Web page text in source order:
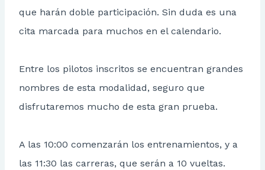
que harán doble participación. Sin duda es una
cita marcada para muchos en el calendario.
Entre los pilotos inscritos se encuentran grandes
nombres de esta modalidad, seguro que
disfrutaremos mucho de esta gran prueba.
A las 10:00 comenzarán los entrenamientos, y a
las 11:30 las carreras, que serán a 10 vueltas.